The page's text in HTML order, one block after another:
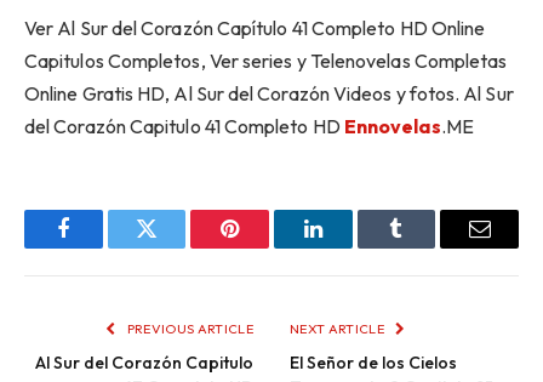
Ver Al Sur del Corazón Capítulo 41 Completo HD Online
Capitulos Completos, Ver series y Telenovelas Completas
Online Gratis HD, Al Sur del Corazón Videos y fotos. Al Sur
del Corazón Capitulo 41 Completo HD Ennovelas.ME
FacebookTwitter Pinterest LinkedInTumblr Email
PREVIOUS ARTICLE
Al Sur del Corazón Capitulo
NEXT ARTICLE
El Señor de los Cielos